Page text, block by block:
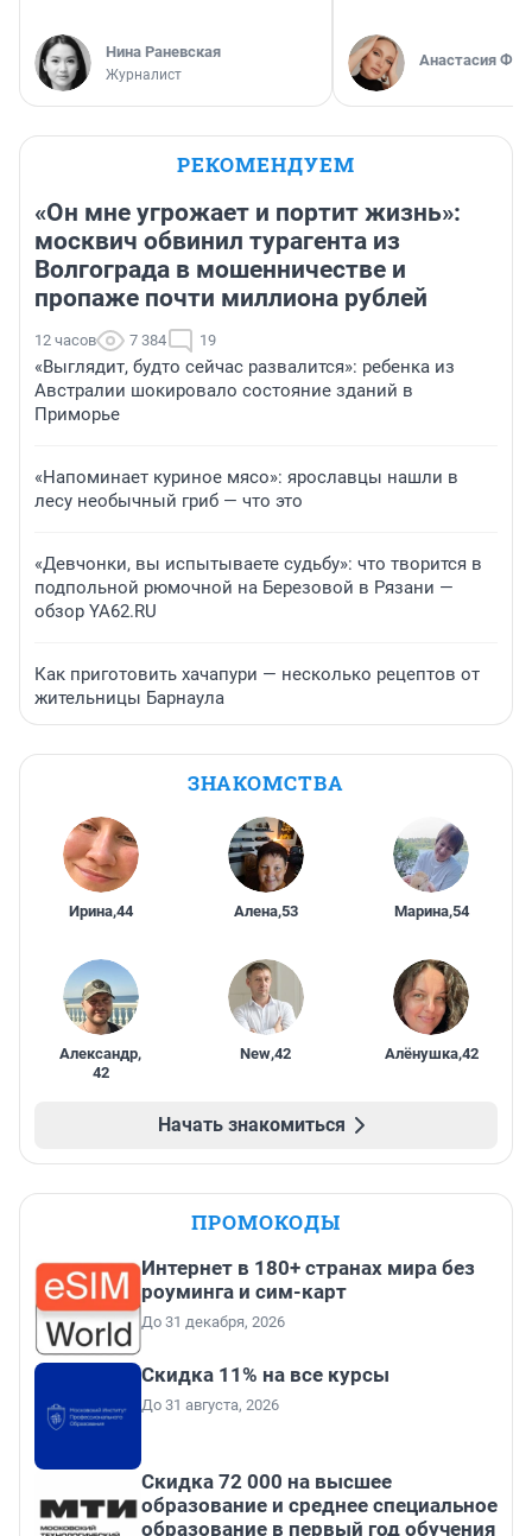
Нина Раневская
Журналист
Анастасия
РЕКОМЕНДУЕМ
«Он мне угрожает и портит жизнь»:
москвич обвинил турагента из
Волгограда в мошенничестве и
пропаже почти миллиона рублей
12 часов 7 384 19
«Выглядит, будто сейчас развалится»: ребенка из
Австралии шокировало состояние зданий в
Приморье
«Напоминает куриное мясо»: ярославцы нашли в
лесу необычный гриб — что это
«Девчонки, вы испытываете судьбу»: что творится в
подпольной рюмочной на Березовой в Рязани —
обзор YA62.RU
Как приготовить хачапури — несколько рецептов от
жительницы Барнаула
ЗНАКОМСТВА
Ирина,44 Алена,53 Марина,54
Александр,
42
New,42 Алёнушка,42
Начать знакомиться
ПРОМОКОДЫ
Интернет в 180+ странах мира без
роуминга и сим-карт
До 31 декабря, 2026
Скидка 11% на все курсы
До 31 августа, 2026
Скидка 72 000 на высшее
образование и среднее специальное
образование в первый год обучения